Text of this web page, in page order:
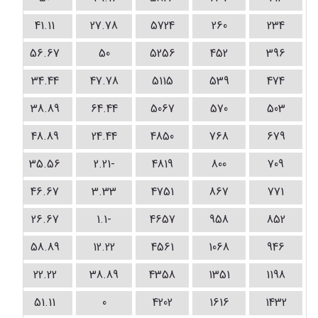
234
260
5724
27.78
41.11
396
452
5256
50
56.67
474
539
5115
47.78
34.44
503
570
5067
64.44
38.89
679
768
4850
24.44
48.89
709
800
4819
-2.21
35.56
771
867
4751
3.33
46.67
852
958
4657
-1.1
26.67
946
1068
4561
12.22
58.89
1198
1351
4358
38.89
22.22
1432
1616
4202
0
51.11